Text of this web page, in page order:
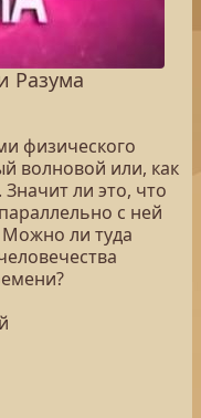
Разума
физического
волновой или, как
ли это, что
с ней
Можно ли туда